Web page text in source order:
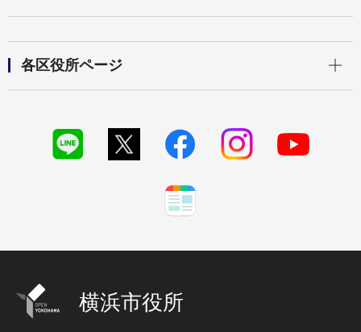
各区役所ページ
横浜市役所